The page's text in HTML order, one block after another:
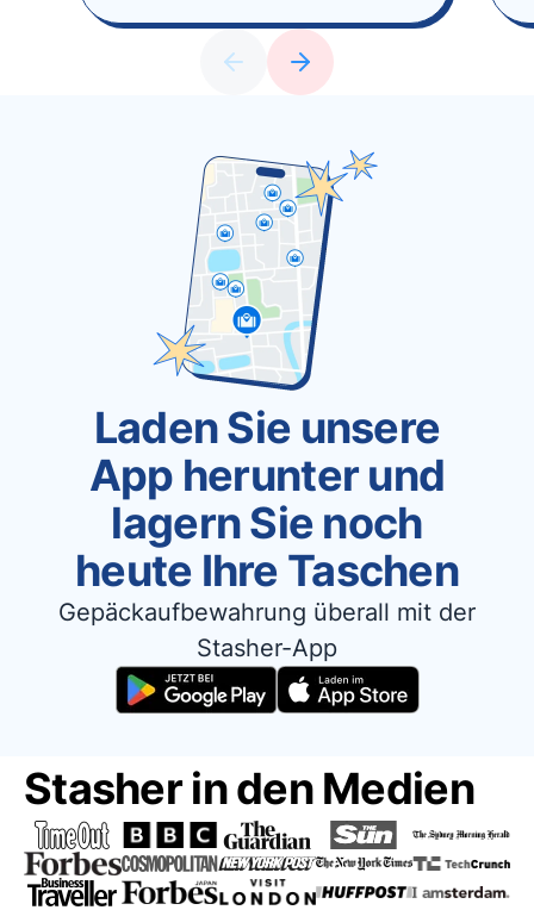
Laden Sie unsere
App herunter und
lagern Sie noch
heute Ihre Taschen
Gepäckaufbewahrung überall mit der
Stasher-App
Stasher in den Medien